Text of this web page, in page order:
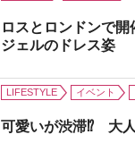
ロスとロンドンで
ジェルのドレス姿
LIFESTYLE イベント
可愛いが渋滞⁉ 大